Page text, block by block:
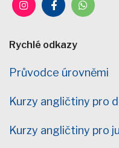
Rychlé odkazy
Průvodce úrovněmi
Kurzy angličtiny pro
Kurzy angličtiny pro